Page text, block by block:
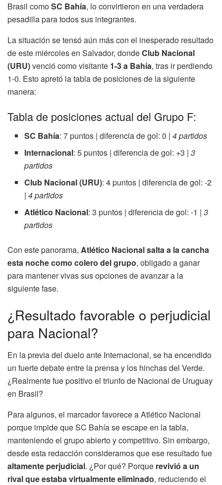
Brasil comoSC Bahía, lo convirtieron en una verdadera
pesadilla para todos sus integrantes.
La situación se tensó aún más con el inesperado resultado
de este miércoles en Salvador, dondeClub Nacional
(URU)venció como visitante 1-3 a Bahía, tras ir perdiendo
1-0. Esto apretó la tabla de posiciones de la siguiente
manera:
Tabla de posiciones actual del Grupo F:
SC Bahía: 7 puntos | diferencia de gol: 0 |4 partidos
Internacional: 5 puntos | diferencia de gol: +3 |3
partidos
Club Nacional (URU): 4 puntos | diferencia de gol: -2
|4 partidos
Atlético Nacional: 3 puntos | diferencia de gol: -1 |3
partidos
Con este panorama, Atlético Nacional salta a la cancha
esta noche como colero del grupo, obligado a ganar
para mantener vivas sus opciones de avanzar a la
siguiente fase.
¿Resultado favorable o perjudicial
para Nacional?
En la previa del duelo ante Internacional, se ha encendido
un fuerte debate entre la prensa y los hinchas del Verde.
¿Realmente fue positivo el triunfo de Nacional de Uruguay
en Brasil?
Para algunos, el marcador favorece a Atlético Nacional
porque impide que SC Bahía se escape en la tabla,
manteniendo el grupo abierto y competitivo. Sin embargo,
desde esta redacción consideramos que ese resultado fue
altamente perjudicial. ¿Por qué? Porque revivió a un
rival que estaba virtualmente eliminado, reduciendo el